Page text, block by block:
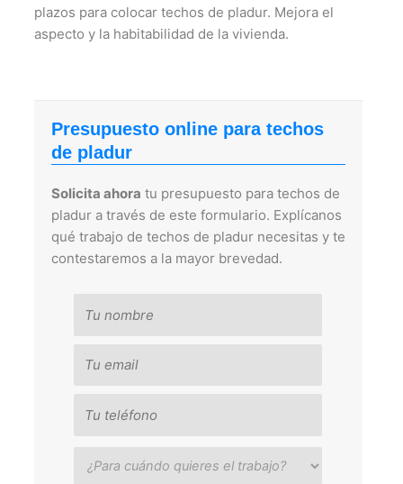
plazos para colocar techos de pladur. Mejora el
aspecto y la habitabilidad de la vivienda.
Presupuesto online para techos
de pladur
Solicita ahora tu presupuesto para techos de
pladur a través de este formulario. Explícanos
qué trabajo de techos de pladur necesitas y te
contestaremos a la mayor brevedad.